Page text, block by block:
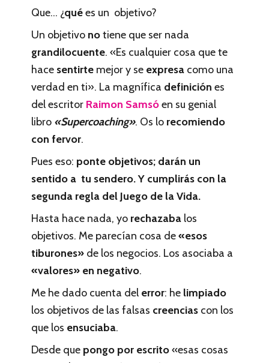
Que… ¿quées un objetivo?
Un objetivo notiene que ser nada
grandilocuente. «Es cualquier cosa que te
hace sentirte mejor y se expresa como una
verdad en ti». La magnífica definición es
del escritor Raimon Samsóen su genial
libro «Supercoaching». Os lo recomiendo
con fervor.
Pues eso: ponte objetivos; darán un
sentido a tu sendero. Y cumplirás con la
segunda regla del Juego de la Vida.
Hasta hace nada, yo rechazaba los
objetivos. Me parecían cosa de«esos
tiburones» de los negocios. Los asociaba a
«valores» en negativo.
Me he dado cuenta del error: he limpiado
los objetivos de las falsas creencias con los
que los ensuciaba.
Desde que pongo por escrito«esas cosas